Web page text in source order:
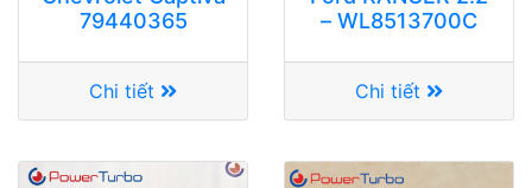
79440365
Chi tiết
– WL8513700C
Chi tiết